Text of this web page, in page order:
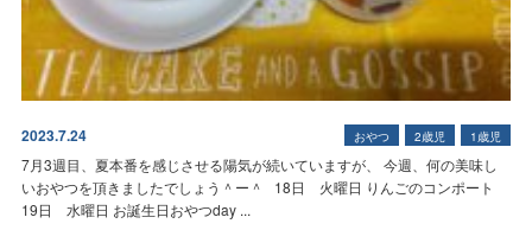
2023.7.24 1歳児
2歳児
おやつ
7月3週目、夏本番を感じさせる陽気が続いていますが、 今週、何の美味し
いおやつを頂きましたでしょう＾ー＾ 18日 火曜日 りんごのコンポート
19日 水曜日 お誕生日おやつday ...